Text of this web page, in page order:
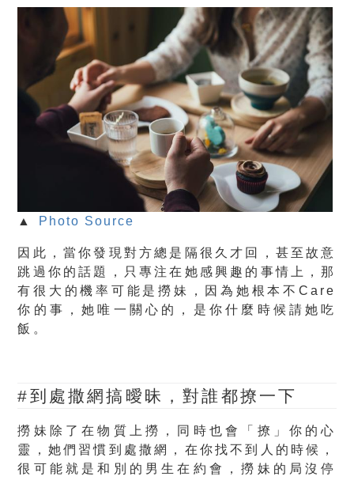
▲ Photo Source
因此，當你發現對方總是隔很久才回，甚至故意
跳過你的話題，只專注在她感興趣的事情上，那
有很大的機率可能是撈妹，因為她根本不Care
你的事，她唯一關心的，是你什麼時候請她吃
飯。
#到處撒網搞曖昧，對誰都撩一下
撈妹除了在物質上撈，同時也會「撩」你的心
靈，她們習慣到處撒網，在你找不到人的時候，
很可能就是和別的男生在約會，撈妹的局沒停